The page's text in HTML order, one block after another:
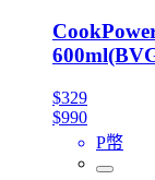
$329
$990
P幣